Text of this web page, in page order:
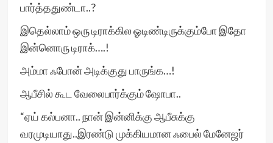
பார்த்ததுண்டா..?
இதெல்லாம் ஒரு டிராக்கில ஓடிண்டிருக்கும்போ இதோ
இன்னொரு டிராக்….!
அம்மா ஃபோன் அடிக்குது பாருங்க…!
ஆபீசில் கூட வேலைபார்க்கும் ஷோபா..
“ஏய் கல்பனா.. நான் இன்னிக்கு ஆபீசுக்கு
வரமுடியாது..இரண்டு முக்கியமான ஃபைல் மேனேஜர்